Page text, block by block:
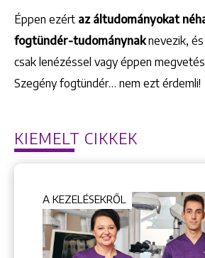
Éppen ezért az áltudományokat
fogtündér-tudománynaknevezik,
csak lenézéssel vagy éppen
Szegény fogtündér… nem ezt érdemli!
KIEMELT CIKKEK
A KEZELÉSEKRŐL